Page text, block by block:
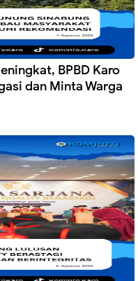
BPBD Karo
dan Minta Warga